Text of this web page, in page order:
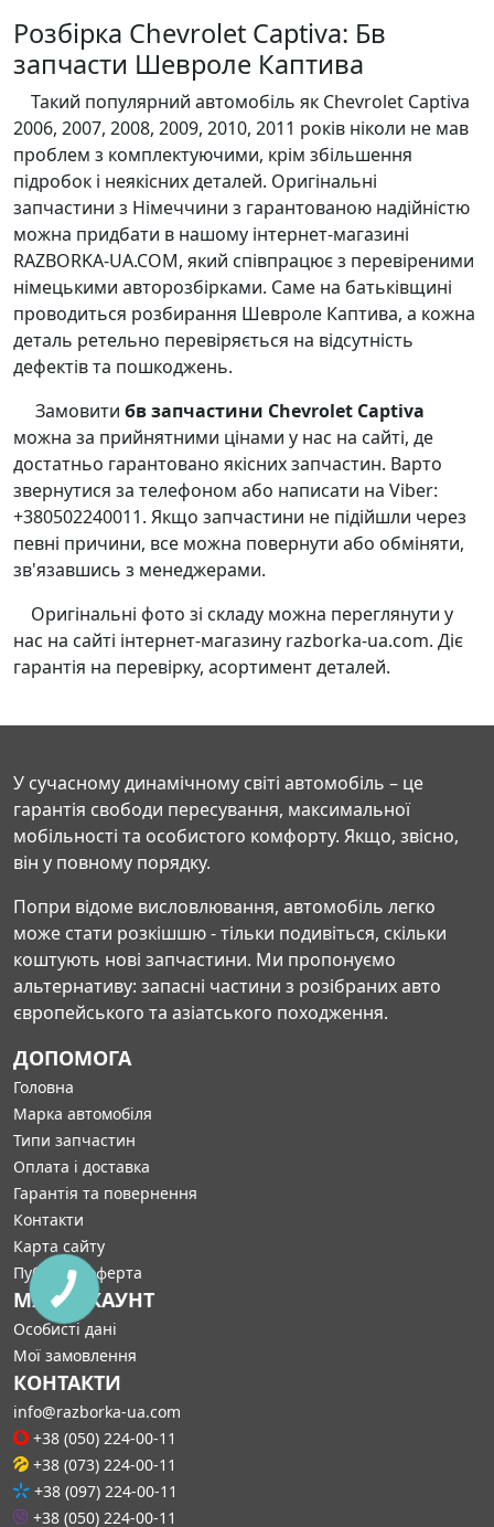
Розбірка Chevrolet Captiva: Бв
запчасти Шевроле Каптива
Такий популярний автомобіль як Chevrolet Captiva
2006, 2007, 2008, 2009, 2010, 2011 років ніколи не мав
проблем з комплектуючими, крім збільшення
підробок і неякісних деталей. Оригінальні
запчастини з Німеччини з гарантованою надійністю
можна придбати в нашому інтернет-магазині
RAZBORKA-UA.COM, який співпрацює з перевіреними
німецькими авторозбірками. Саме на батьківщині
проводиться розбирання Шевроле Каптива, а кожна
деталь ретельно перевіряється на відсутність
дефектів та пошкоджень.
Замовити бв запчастини Chevrolet Captiva
можна за прийнятними цінами у нас на сайті, де
достатньо гарантовано якісних запчастин. Варто
звернутися за телефоном або написати на Viber:
+380502240011. Якщо запчастини не підійшли через
певні причини, все можна повернути або обміняти,
зв'язавшись з менеджерами.
Оригінальні фото зі складу можна переглянути у
нас на сайті інтернет-магазину razborka-ua.com. Діє
гарантія на перевірку, асортимент деталей.
У сучасному динамічному світі автомобіль – це
гарантія свободи пересування, максимальної
мобільності та особистого комфорту. Якщо, звісно,
він у повному порядку.
Попри відоме висловлювання, автомобіль легко
може стати розкішшю - тільки подивіться, скільки
коштують нові запчастини. Ми пропонуємо
альтернативу: запасні частини з розібраних авто
європейського та азіатського походження.
ДОПОМОГА
Головна
Марка автомобіля
Типи запчастин
Оплата і доставка
Гарантія та повернення
Контакти
Карта сайту
Публічна оферта
МІЙ АККАУНТ
Особисті дані
Мої замовлення
КОНТАКТИ
info@razborka-ua.com
+38 (050) 224-00-11
+38 (073) 224-00-11
+38 (097) 224-00-11
+38 (050) 224-00-11